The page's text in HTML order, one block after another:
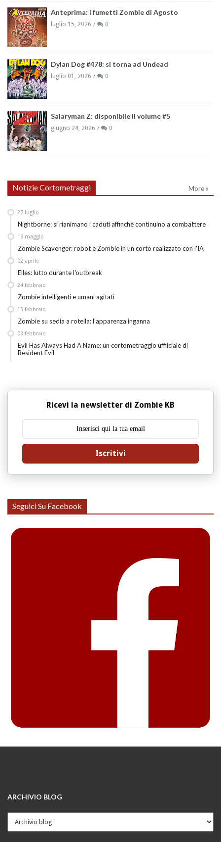
Anteprima: i fumetti Zombie di Agosto
luglio 15, 2026 0
Dylan Dog #478: si torna ad Undead
luglio 01, 2026 0
Salaryman Z: disponibile il volume #5
giugno 24, 2026 0
Notizie Cortometraggi More »
Nightborne: si rianimano i caduti affinchè continuino a combattere
27 luglio
Zombie Scavenger: robot e Zombie in un corto realizzato con l'IA
19 maggio
Elles: lutto durante l'outbreak
02 aprile
Zombie intelligenti e umani agitati
24 febbraio
Zombie su sedia a rotella: l'apparenza inganna
13 febbraio
Evil Has Always Had A Name: un cortometraggio uffiiciale di
Resident Evil
03 febbraio
Ricevi la newsletter di Zombie KB
Iscritivi
Seguici Su Facebook
ARCHIVIO BLOG